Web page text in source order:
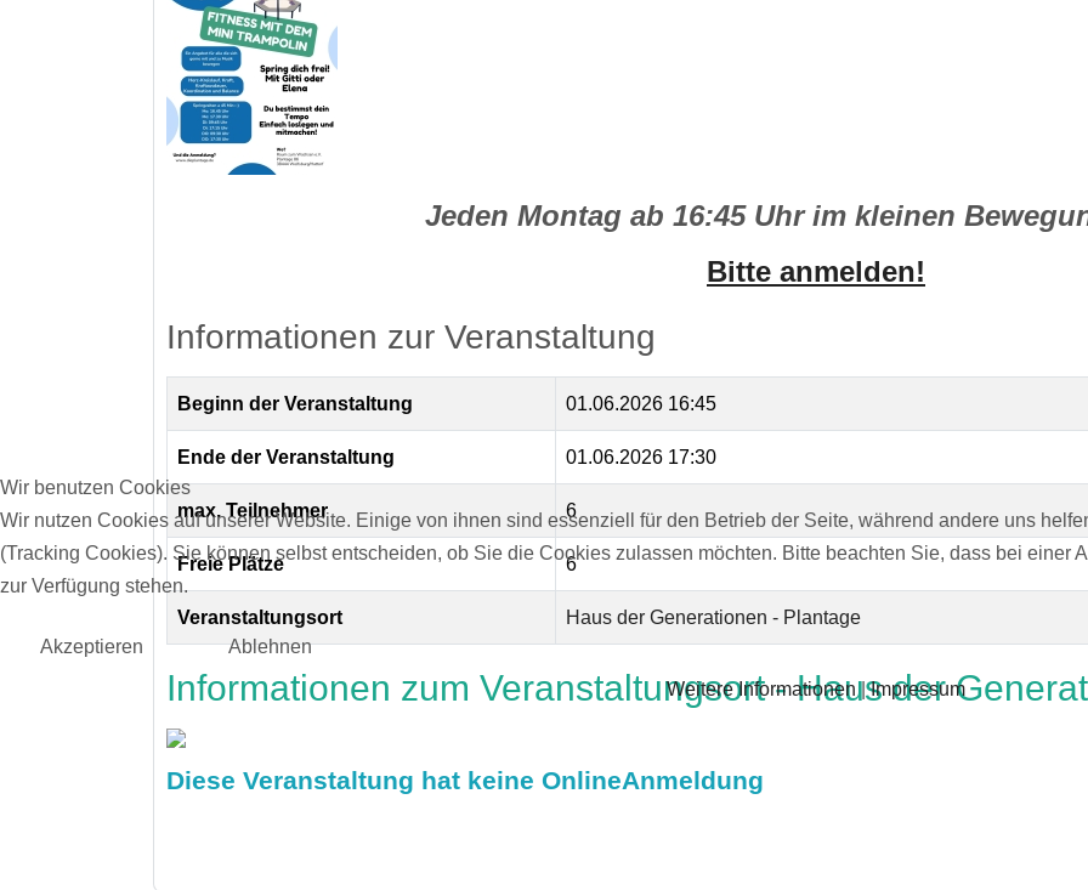
Jeden Montag ab 16:45 Uhr im kleinen
Bitte anmelden!
Informationen zur Veranstaltung
Beginn der Veranstaltung 01.06.2026 16:45
Ende der Veranstaltung 01.06.2026 17:30
max. Teilnehmer 6
Freie Plätze 6
Veranstaltungsort Haus der Generationen - Plantage
Informationen zum Veranstaltungsort - Haus der
Diese Veranstaltung hat keine OnlineAnmeldung
Wir benutzen Cookies
Wir nutzen Cookies auf unserer Website. Einige von ihnen sind essenziell für den Betrieb der Seite, während andere uns
(Tracking Cookies). Sie können selbst entscheiden, ob Sie die Cookies zulassen möchten. Bitte beachten Sie, dass bei
zur Verfügung stehen.
Akzeptieren Ablehnen
Weitere Informationen|Impressum